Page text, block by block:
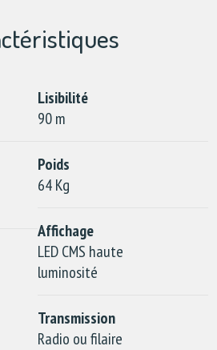
Lisibilité
90 m
Poids
64 Kg
Affichage
LED CMS haute
luminosité
Transmission
Radio ou filaire